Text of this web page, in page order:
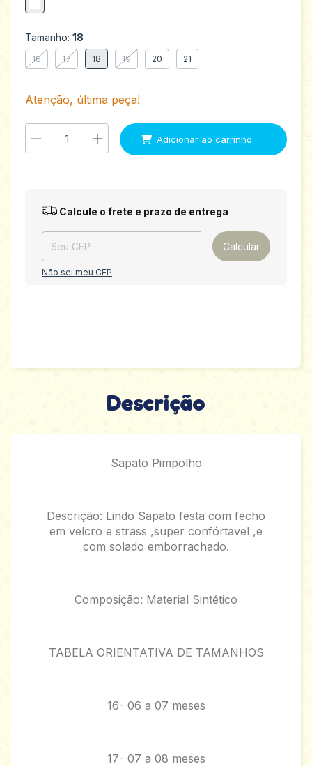
Tamanho: 18
16 17 18 19 20 21
Atenção, última peça!
Entregas para o CEP: Alterar CEP
Calcule o frete e prazo de entrega
Calcular
Não sei meu CEP
Descrição
Sapato Pimpolho
Descrição: Lindo Sapato festa com fecho
em velcro e strass ,super confórtavel ,e
com solado emborrachado.
Composição: Material Sintético
TABELA ORIENTATIVA DE TAMANHOS
16- 06 a 07 meses
17- 07 a 08 meses